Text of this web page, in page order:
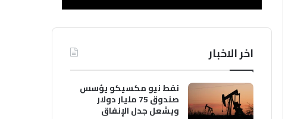
اخر الاخبار
نفط نيو مكسيكو يؤسس
صندوق 75 مليار دولار
ويشعل جدل الإنفاق